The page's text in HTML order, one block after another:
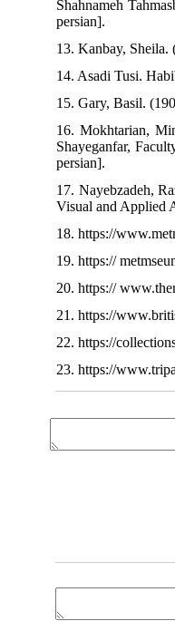
Shahnameh
persian].
13. Kanbay, Sheila.
14. Asadi Tusi.
15. Gary, Basil.
16. Mokhtarian,
Shayeganfar,
persian].
17. Nayebzadeh,
Visual and Applied
18. https://
19. https://
20. https://
21. https://
22. https://
23. https://